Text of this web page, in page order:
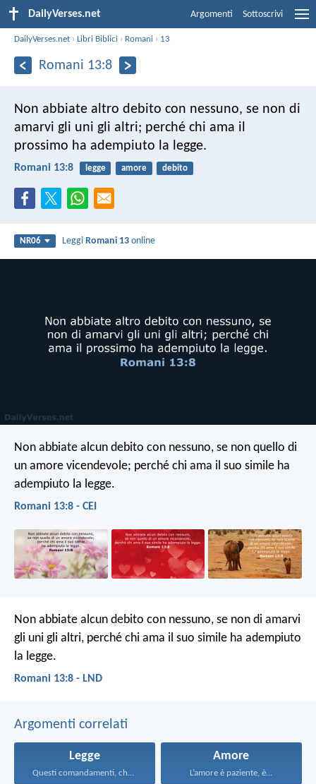
DailyVerses.net Argomenti Sottoscrivi
DailyVerses.net ›Libri Biblici › Romani › 13
Romani 13:8
Non abbiate altro debito con nessuno, se non di
amarvi gli uni gli altri; perché chi ama il
prossimo ha adempiuto la legge.
Romani 13:8 legge amore debito
NR06 LeggiRomani 13 online
Non abbiate alcun debito con nessuno, se non quello di
un amore vicendevole; perché chi ama il suo simile ha
adempiuto la legge.
Romani 13:8 - CEI
Non abbiate alcun debito con nessuno, se non di amarvi
gli uni gli altri, perché chi ama il suo simile ha adempiuto
la legge.
Romani 13:8 - LND
Argomenti correlati
Legge
Questi comandamenti, che oggi...
Amore
L’amore è paziente, è...